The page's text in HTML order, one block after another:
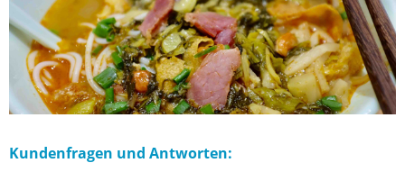
Kundenfragen und Antworten: